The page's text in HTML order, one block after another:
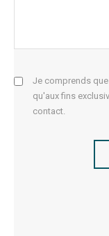
Je comprends
qu'aux fins
contact.